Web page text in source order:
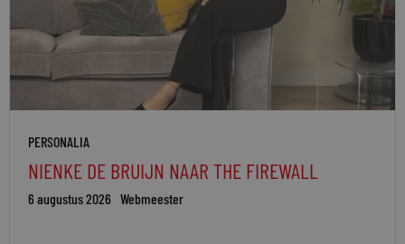
PERSONALIA
NIENKE DE BRUIJN NAAR THE FIREWALL
6 augustus 2026 Webmeester